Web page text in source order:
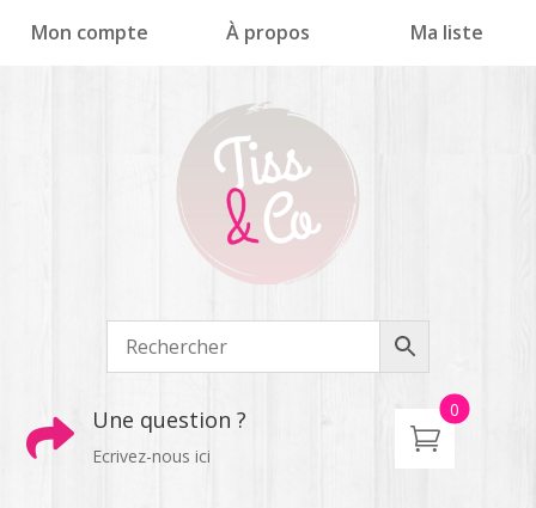
Mon compte À propos Ma liste
 Une question ?
Ecrivez-nous ici
0